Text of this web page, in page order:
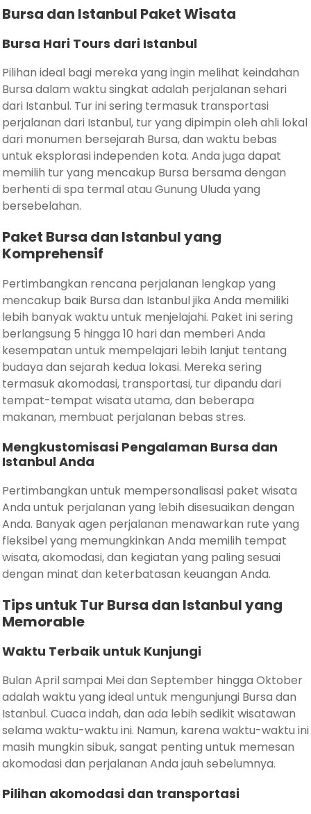
Bursa dan Istanbul Paket Wisata
Bursa Hari Tours dari Istanbul
Pilihan ideal bagi mereka yang ingin melihat keindahan
Bursa dalam waktu singkat adalah perjalanan sehari
dari Istanbul. Tur ini sering termasuk transportasi
perjalanan dari Istanbul, tur yang dipimpin oleh ahli lokal
dari monumen bersejarah Bursa, dan waktu bebas
untuk eksplorasi independen kota. Anda juga dapat
memilih tur yang mencakup Bursa bersama dengan
berhenti di spa termal atau Gunung Uluda yang
bersebelahan.
Paket Bursa dan Istanbul yang
Komprehensif
Pertimbangkan rencana perjalanan lengkap yang
mencakup baik Bursa dan Istanbul jika Anda memiliki
lebih banyak waktu untuk menjelajahi. Paket ini sering
berlangsung 5 hingga 10 hari dan memberi Anda
kesempatan untuk mempelajari lebih lanjut tentang
budaya dan sejarah kedua lokasi. Mereka sering
termasuk akomodasi, transportasi, tur dipandu dari
tempat-tempat wisata utama, dan beberapa
makanan, membuat perjalanan bebas stres.
Mengkustomisasi Pengalaman Bursa dan
Istanbul Anda
Pertimbangkan untuk mempersonalisasi paket wisata
Anda untuk perjalanan yang lebih disesuaikan dengan
Anda. Banyak agen perjalanan menawarkan rute yang
fleksibel yang memungkinkan Anda memilih tempat
wisata, akomodasi, dan kegiatan yang paling sesuai
dengan minat dan keterbatasan keuangan Anda.
Tips untuk Tur Bursa dan Istanbul yang
Memorable
Waktu Terbaik untuk Kunjungi
Bulan April sampai Mei dan September hingga Oktober
adalah waktu yang ideal untuk mengunjungi Bursa dan
Istanbul. Cuaca indah, dan ada lebih sedikit wisatawan
selama waktu-waktu ini. Namun, karena waktu-waktu ini
masih mungkin sibuk, sangat penting untuk memesan
akomodasi dan perjalanan Anda jauh sebelumnya.
Pilihan akomodasi dan transportasi